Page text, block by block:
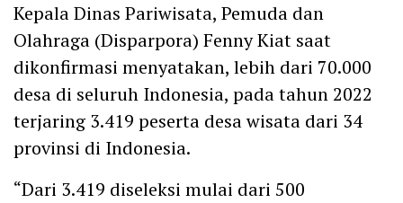
Kepala Dinas Pariwisata, Pemuda dan
Olahraga (Disparpora) Fenny Kiat saat
dikonfirmasi menyatakan, lebih dari 70.000
desa di seluruh Indonesia, pada tahun 2022
terjaring 3.419 peserta desa wisata dari 34
provinsi di Indonesia.
“Dari 3.419 diseleksi mulai dari 500